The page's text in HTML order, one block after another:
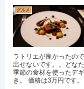
グルメ
ラトリエが良かったの
出せないです。。どな
季節の食材を使ったデ
き。 価格は3万円です。